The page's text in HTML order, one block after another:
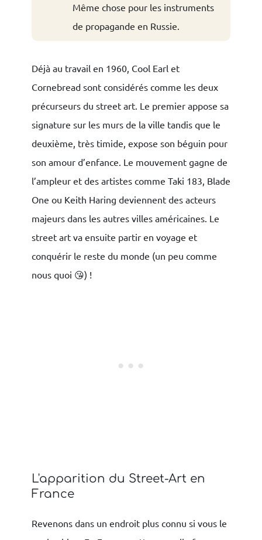
Même chose pour les instruments
de propagande en Russie.
Déjà au travail en 1960, Cool Earl et
Cornebread sont considérés comme les deux
précurseurs du street art. Le premier appose sa
signature sur les murs de la ville tandis que le
deuxième, très timide, expose son béguin pour
son amour d’enfance. Le mouvement gagne de
l’ampleur et des artistes comme Taki 183, Blade
One ou Keith Haring deviennent des acteurs
majeurs dans les autres villes américaines. Le
street art va ensuite partir en voyage et
conquérir le reste du monde (un peu comme
nous quoi 😘) !
L'apparition du Street-Art en
France
Revenons dans un endroit plus connu si vous le